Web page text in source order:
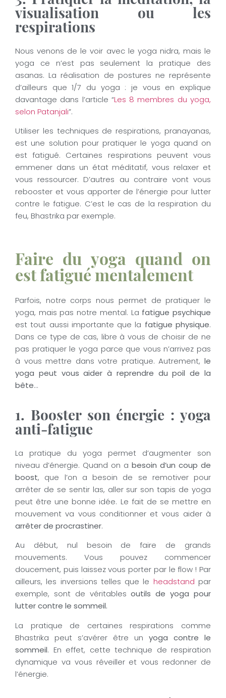
visualisation ou les
respirations
Nous venons de le voir avec le yoga nidra, mais le
yoga ce n’est pas seulement la pratique des
asanas. La réalisation de postures ne représente
d’ailleurs que 1/7 du yoga : je vous en explique
davantage dans l’article “Les 8 membres du yoga,
selon Patanjali”.
Utiliser les techniques de respirations, pranayanas,
est une solution pour pratiquer le yoga quand on
est fatigué. Certaines respirations peuvent vous
emmener dans un état méditatif, vous relaxer et
vous ressourcer. D’autres au contraire vont vous
rebooster et vous apporter de l’énergie pour lutter
contre le fatigue. C’est le cas de la respiration du
feu, Bhastrika par exemple.
Faire du yoga quand on
est fatigué mentalement
Parfois, notre corps nous permet de pratiquer le
yoga, mais pas notre mental. La fatigue psychique
est tout aussi importante que la fatigue physique.
Dans ce type de cas, libre à vous de choisir de ne
pas pratiquer le yoga parce que vous n’arrivez pas
à vous mettre dans votre pratique. Autrement, le
yoga peut vous aider à reprendre du poil de la
bête…
1. Booster son énergie : yoga
anti-fatigue
La pratique du yoga permet d’augmenter son
niveau d’énergie. Quand on a besoin d’un coup de
boost, que l’on a besoin de se remotiver pour
arrêter de se sentir las, aller sur son tapis de yoga
peut être une bonne idée. Le fait de se mettre en
mouvement va vous conditionner et vous aider à
arrêter de procrastiner.
Au début, nul besoin de faire de grands
mouvements. Vous pouvez commencer
doucement, puis laissez vous porter par le flow ! Par
ailleurs, les inversions telles que le headstand par
exemple, sont de véritables outils de yoga pour
lutter contre le sommeil.
La pratique de certaines respirations comme
Bhastrika peut s’avérer être un yoga contre le
sommeil . En effet, cette technique de respiration
dynamique va vous réveiller et vous redonner de
l’énergie.